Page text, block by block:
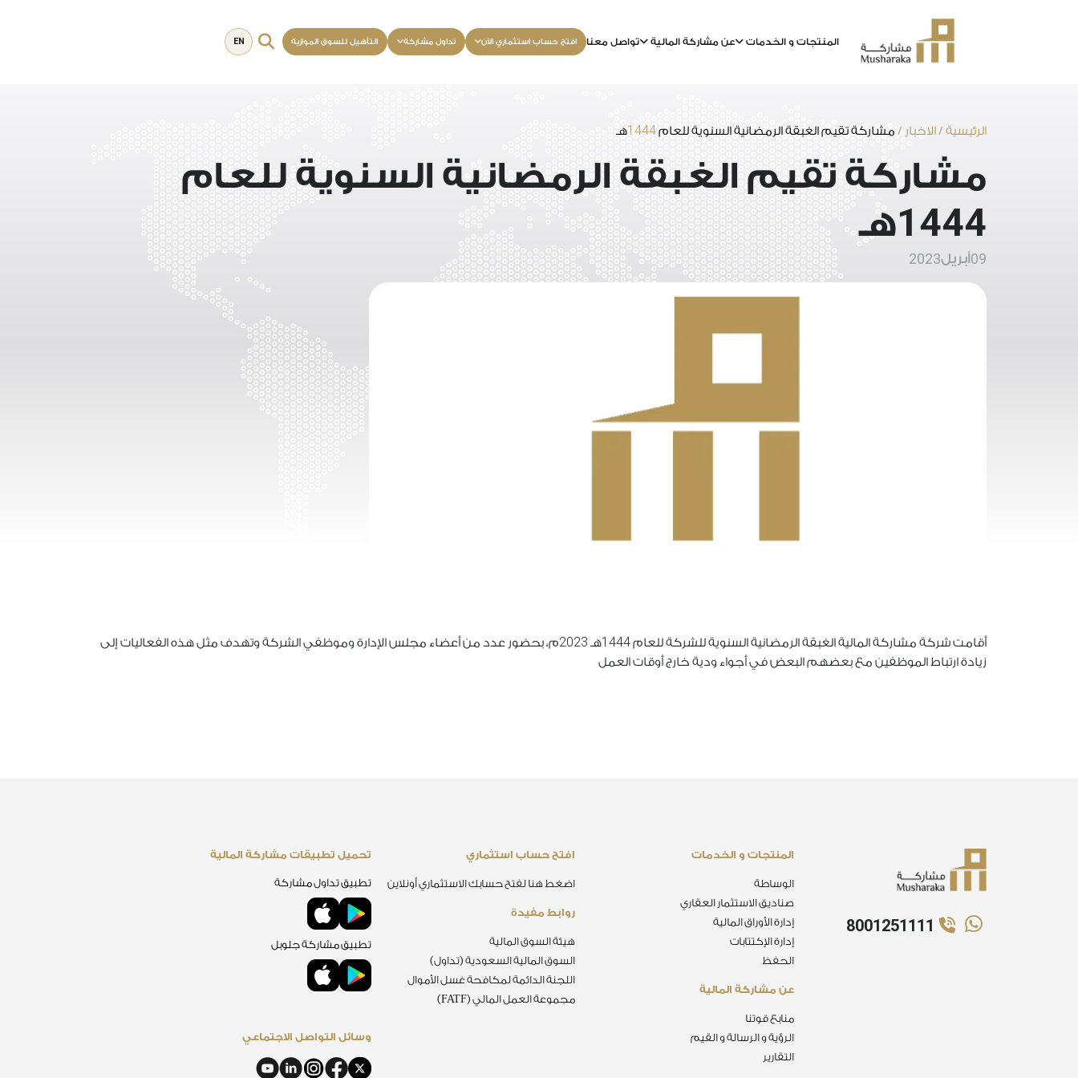
المنتجات و الخدمات عن مشاركة المالية تواصل معنا افتح حساب استثماري الآن تداول مشاركة التأهيل للسوق الموازية EN
الرئيسية /الاخبار / مشاركة تقيم الغبقة الرمضانية السنوية للعام1444هـ
مشاركة تقيم الغبقة الرمضانية السنوية للعام
1444هـ
09أبريل2023
أقامت شركة مشاركة المالية الغبقة الرمضانية السنوية للشركة للعام1444هـ 2023م، بحضور عدد من أعضاء مجلس الإدارة وموظفي الشركة وتهدف مثل هذه الفعاليات إلى
زيادة ارتباط الموظفين مع بعضهم البعض في أجواء ودية خارج أوقات العمل
8001251111
المنتجات و الخدمات
الوساطة
صناديق الاستثمار العقاري
إدارة الأوراق المالية
إدارة الإكتتابات
الحفظ
عن مشاركة المالية
منابع قوتنا
الرؤية و الرسالة و القيم
التقارير
افتح حساب استثماري
اضغط هنا لفتح حسابك الاستثماري أونلاين
روابط مفيدة
هيئة السوق المالية
السوق المالية السعودية (تداول)
اللجنة الدائمة لمكافحة غسل الأموال
مجموعة العمل المالي (FATF)
تحميل تطبيقات مشاركة المالية
تطبيق تداول مشاركة
تطبيق مشاركة جلوبل
وسائل التواصل الاجتماعي